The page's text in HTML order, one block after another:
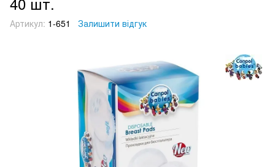
Артикул: 1-651 Залишити відгук